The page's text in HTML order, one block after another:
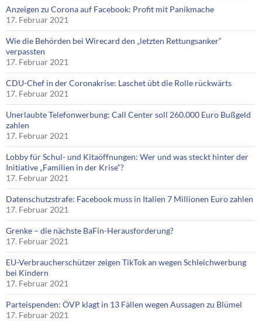
Anzeigen zu Corona auf Facebook: Profit mit Panikmache
17. Februar 2021
Wie die Behörden bei Wirecard den „letzten Rettungsanker“
verpassten
17. Februar 2021
CDU-Chef in der Coronakrise: Laschet übt die Rolle rückwärts
17. Februar 2021
Unerlaubte Telefonwerbung: Call Center soll 260.000 Euro Bußgeld
zahlen
17. Februar 2021
Lobby für Schul- und Kitaöffnungen: Wer und was steckt hinter der
Initiative „Familien in der Krise“?
17. Februar 2021
Datenschutzstrafe: Facebook muss in Italien 7 Millionen Euro zahlen
17. Februar 2021
Grenke – die nächste BaFin-Herausforderung?
17. Februar 2021
EU-Verbraucherschützer zeigen TikTok an wegen Schleichwerbung
bei Kindern
17. Februar 2021
Parteispenden: ÖVP klagt in 13 Fällen wegen Aussagen zu Blümel
17. Februar 2021